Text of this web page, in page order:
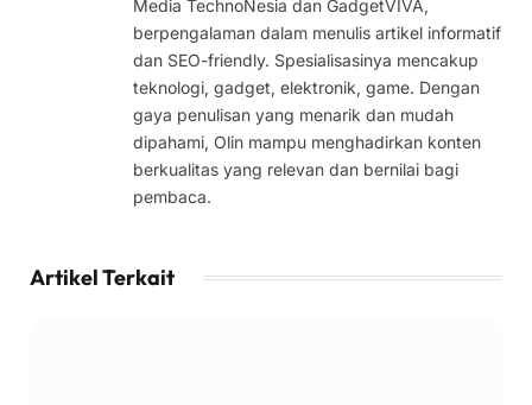
Media TechnoNesia dan GadgetVIVA,
berpengalaman dalam menulis artikel informatif
dan SEO-friendly. Spesialisasinya mencakup
teknologi, gadget, elektronik, game. Dengan
gaya penulisan yang menarik dan mudah
dipahami, Olin mampu menghadirkan konten
berkualitas yang relevan dan bernilai bagi
pembaca.
Artikel Terkait